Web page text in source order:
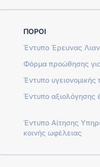
ΠΌΡΟΙ
Έντυπο Έρευνας
Φόρμα προώθησης
Έντυπο
Έντυπο αξιολόγησης
Έντυπο Αίτησης
κοινής ωφέλειας